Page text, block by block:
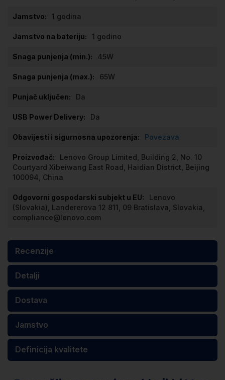
1 godina
1 godino
45W
65W
Da
Da
Povezava
Lenovo Group Limited, Building 2, No. 10
Courtyard Xibeiwang East Road, Haidian District, Beijing
100094, China
Lenovo
(Slovakia), Landererova 12 811, 09 Bratislava, Slovakia,
compliance@lenovo.com
Recenzije
Detalji
Dostava
Jamstvo
Definicija kvalitete